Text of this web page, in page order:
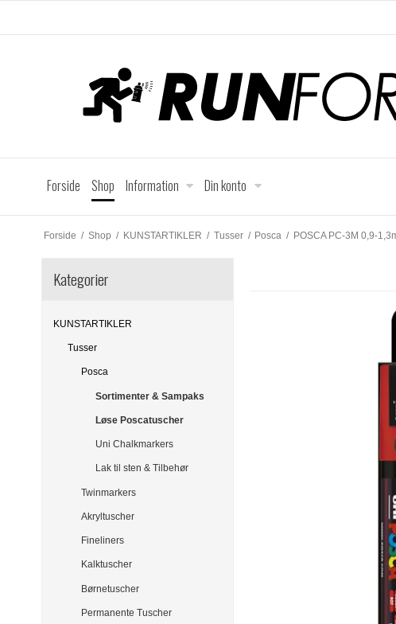
Forside Shop Information Din konto
Forside / Shop / KUNSTARTIKLER / Tusser / Posca / POSCA PC-3M 0,9-
Kategorier
KUNSTARTIKLER
Tusser
Posca
Sortimenter & Sampaks
Løse Poscatuscher
Uni Chalkmarkers
Lak til sten & Tilbehør
Twinmarkers
Akryltuscher
Fineliners
Kalktuscher
Børnetuscher
Permanente Tuscher